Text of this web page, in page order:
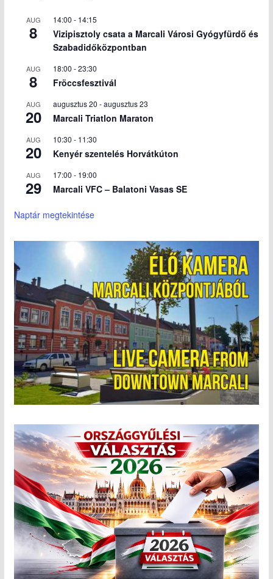
AUG
8
14:00 - 14:15
Vizipisztoly csata a Marcali Városi Gyógyfürdő és
Szabadidőközpontban
AUG
8
18:00 -23:30
Fröccsfesztivál
AUG
20
augusztus 20 -augusztus 23
Marcali Triatlon Maraton
AUG
20
10:30 - 11:30
Kenyér szentelés Horvátkúton
AUG
29
17:00 - 19:00
Marcali VFC – Balatoni Vasas SE
Naptár megtekintése